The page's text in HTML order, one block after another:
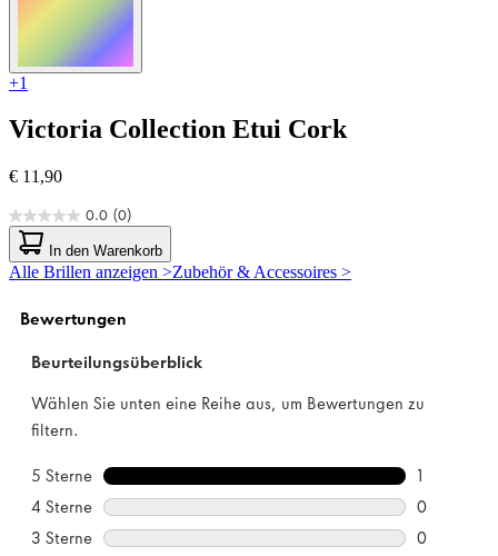
+1
Victoria Collection Etui Cork
€ 11,90
0.0 (0)
0.0
von
5
Sternen.
In den Warenkorb
Alle Brillen anzeigen >Zubehör & Accessoires >